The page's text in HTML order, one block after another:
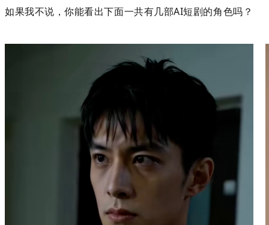
如果我不说，你能看出下面一共有几部AI短剧的角色吗？